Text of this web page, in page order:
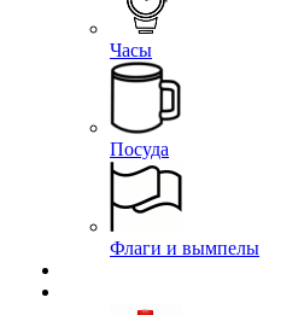
Термосы
Часы